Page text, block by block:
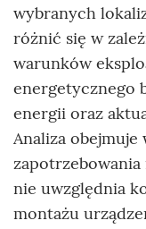
wybranych
różnić się w
warunków
energetycznego
energii oraz
Analiza obejmuje
nie uwzględnia
montażu